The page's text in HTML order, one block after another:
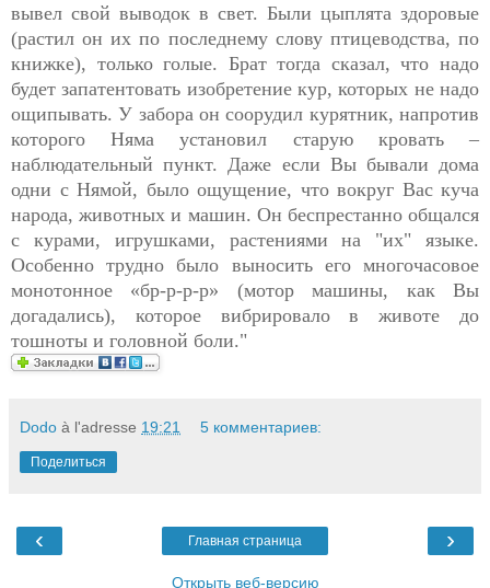
вывел свой выводок в свет. Были цыплята здоровые
(растил он их по последнему слову птицеводства, по
книжке), только голые. Брат тогда сказал, что надо
будет запатентовать изобретение кур, которых не надо
ощипывать. У забора он соорудил курятник, напротив
которого Няма установил старую кровать –
наблюдательный пункт. Даже если Вы бывали дома
одни с Нямой, было ощущение, что вокруг Вас куча
народа, животных и машин. Он беспрестанно общался
с курами, игрушками, растениями на "их" языке.
Особенно трудно было выносить его многочасовое
монотонное «бр-р-р-р» (мотор машины, как Вы
догадались), которое вибрировало в животе до
тошноты и головной боли."
Dodo à l'adresse 19:21 5 комментариев:
Поделиться
‹ ›
Главная страница
Открыть веб-версию